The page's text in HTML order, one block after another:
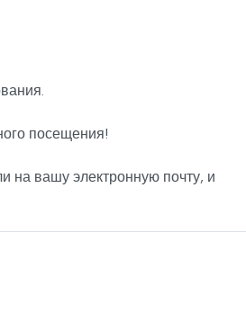
посещения!
на вашу электронную почту, и